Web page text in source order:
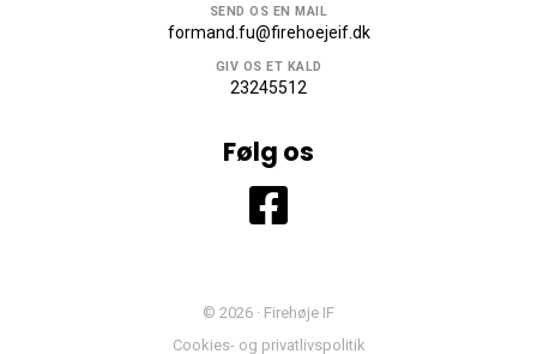
SEND OS EN MAIL
formand.fu@firehoejeif.dk
GIV OS ET KALD
23245512
Følg os
© 2026 · Firehøje IF
Cookies- og privatlivspolitik